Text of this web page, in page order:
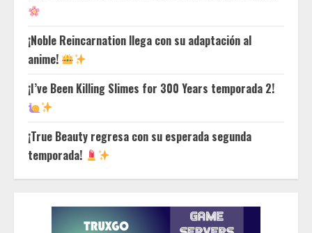
¡Noble Reincarnation llega con su adaptación al
anime!
¡I’ve Been Killing Slimes for 300 Years temporada 2!
¡True Beauty regresa con su esperada segunda
temporada!